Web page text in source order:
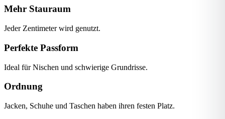
Mehr Stauraum
Jeder Zentimeter wird genutzt.
Perfekte Passform
Ideal für Nischen und schwierige Grundrisse.
Ordnung
Jacken, Schuhe und Taschen haben ihren festen Platz.